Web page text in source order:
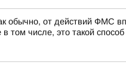
обычно, от действий ФМС
том числе, это такой